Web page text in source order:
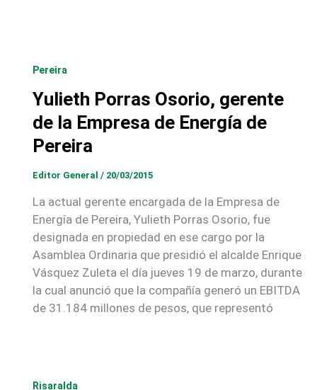
Pereira
Yulieth Porras Osorio, gerente
de la Empresa de Energía de
Pereira
Editor General / 20/03/2015
La actual gerente encargada de la Empresa de
Energía de Pereira, Yulieth Porras Osorio, fue
designada en propiedad en ese cargo por la
Asamblea Ordinaria que presidió el alcalde Enrique
Vásquez Zuleta el día jueves 19 de marzo, durante
la cual anunció que la compañía generó un EBITDA
de 31.184 millones de pesos, que representó
Risaralda